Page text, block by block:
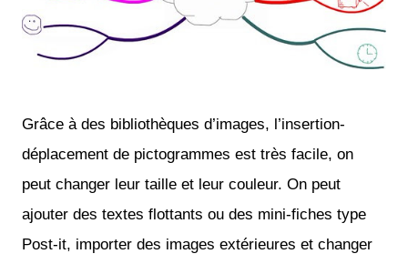
Grâce à des bibliothèques d’images, l’insertion-
déplacement de pictogrammes est très facile, on
peut changer leur taille et leur couleur. On peut
ajouter des textes flottants ou des mini-fiches type
Post-it, importer des images extérieures et changer